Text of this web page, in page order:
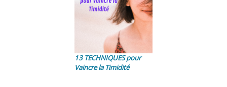
13 TECHNIQUES pour
Vaincre la Timidité